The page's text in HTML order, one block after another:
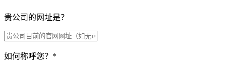
贵公司的网址是？
如何称呼您？ *